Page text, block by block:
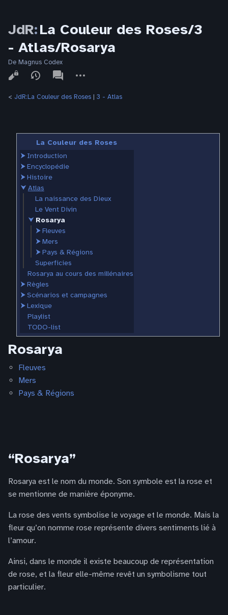
JdR:La Couleur des Roses/3
- Atlas/Rosarya
De Magnus Codex
Affichages
associated-
pages
actions
< JdR:La Couleur des Roses ‎ | 3 - Atlas
La Couleur des Roses
⮞ Introduction
⮞Encyclopédie
⮞Histoire
⮟ Atlas
La naissance des Dieux
Le Vent Divin
⮟ Rosarya
⮞Fleuves
⮞Mers
⮞Pays & Régions
Superficies
Rosarya au cours des millénaires
⮞Règles
⮞Scénarios et campagnes
⮞Lexique
Playlist
TODO-list
Rosarya
Fleuves
Mers
Pays & Régions
“Rosarya”
Rosarya est le nom du monde. Son symbole est la rose et
se mentionne de manière éponyme.
La rose des vents symbolise le voyage et le monde. Mais la
fleur qu’on nomme rose représente divers sentiments lié à
l’amour.
Ainsi, dans le monde il existe beaucoup de représentation
de rose, et la fleur elle-même revêt un symbolisme tout
particulier.